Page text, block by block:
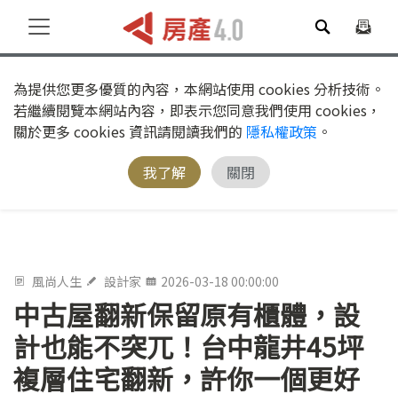
為提供您更多優質的內容，本網站使用 cookies 分析技術。
若繼續閱覽本網站內容，即表示您同意我們使用 cookies，
關於更多 cookies 資訊請閱讀我們的 隱私權政策 。
我了解
關閉
風尚人生 設計家 2026-03-18 00:00:00
中古屋翻新保留原有櫃體，設
計也能不突兀！台中龍井45坪
複層住宅翻新，許你一個更好